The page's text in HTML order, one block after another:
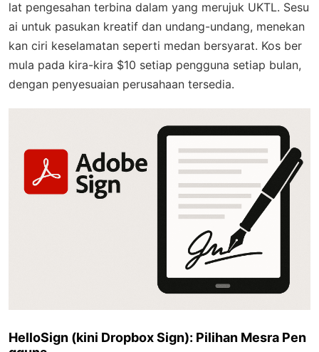
lat pengesahan terbina dalam yang merujuk UKTL. Sesu
ai untuk pasukan kreatif dan undang-undang, menekan
kan ciri keselamatan seperti medan bersyarat. Kos ber
mula pada kira-kira $10 setiap pengguna setiap bulan,
dengan penyesuaian perusahaan tersedia.
HelloSign (kini Dropbox Sign): Pilihan Mesra Pen